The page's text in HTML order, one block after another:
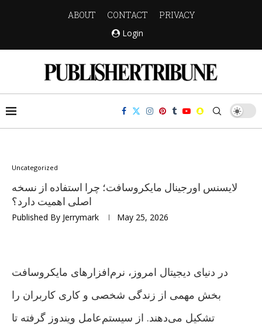
ABOUT CONTACT
PRIVACY
Login
Uncategorized
لایسنس اورجینال مایکروسافت؛ چرا استفاده از نسخه
اصلی اهمیت دارد؟
Published By Jerrymark May 25, 2026
در دنیای دیجیتال امروز، نرم‌افزارهای مایکروسافت
بخش مهمی از زندگی شخصی و کاری کاربران را
تشکیل می‌دهند. از سیستم‌عامل ویندوز گرفته تا